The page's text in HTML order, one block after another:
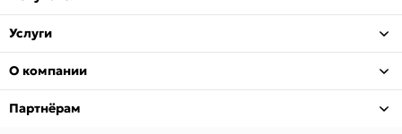
Услуги
О компании
Партнёрам